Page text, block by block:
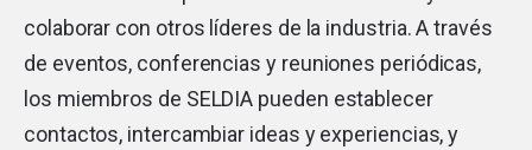
colaborar con otros líderes de la industria. A través
de eventos, conferencias y reuniones periódicas,
los miembros de SELDIA pueden establecer
contactos, intercambiar ideas y experiencias, y